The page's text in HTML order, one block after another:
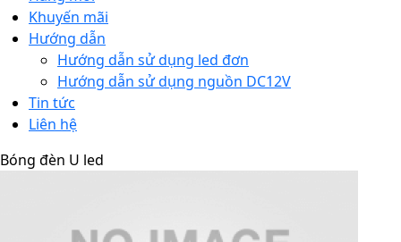
Khuyến mãi
Hướng dẫn
Hướng dẫn sử dụng led đơn
Hướng dẫn sử dụng nguồn DC12V
Tin tức
Liên hệ
Bóng đèn U led